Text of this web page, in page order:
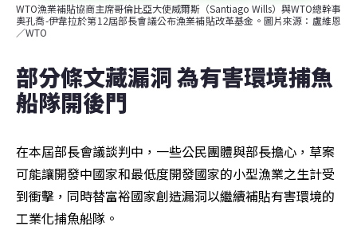
WTO漁業補貼協商主席哥倫比亞大使威爾斯（Santiago Wills）與WTO總幹事
奧孔喬-伊韋拉於第12屆部長會議公布漁業補貼改革基金。圖片來源：盧維恩
／WTO
部分條文藏漏洞 為有害環境捕魚
船隊開後門
在本屆部長會議談判中，一些公民團體與部長擔心，草案
可能讓開發中國家和最低度開發國家的小型漁業之生計受
到衝擊，同時替富裕國家創造漏洞以繼續補貼有害環境的
工業化捕魚船隊。